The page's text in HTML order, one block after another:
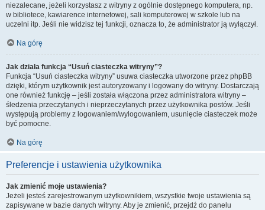
niezalecane, jeżeli korzystasz z witryny z ogólnie dostępnego komputera, np.
w bibliotece, kawiarence internetowej, sali komputerowej w szkole lub na
uczelni itp. Jeśli nie widzisz tej funkcji, oznacza to, że administrator ją wyłączył.
Na górę
Jak działa funkcja “Usuń ciasteczka witryny”?
Funkcja “Usuń ciasteczka witryny” usuwa ciasteczka utworzone przez phpBB
dzięki, którym użytkownik jest autoryzowany i logowany do witryny. Dostarczają
one również funkcję – jeśli została włączona przez administratora witryny –
śledzenia przeczytanych i nieprzeczytanych przez użytkownika postów. Jeśli
występują problemy z logowaniem/wylogowaniem, usunięcie ciasteczek może
być pomocne.
Na górę
Preferencje i ustawienia użytkownika
Jak zmienić moje ustawienia?
Jeżeli jesteś zarejestrowanym użytkownikiem, wszystkie twoje ustawienia są
zapisywane w bazie danych witryny. Aby je zmienić, przejdź do panelu